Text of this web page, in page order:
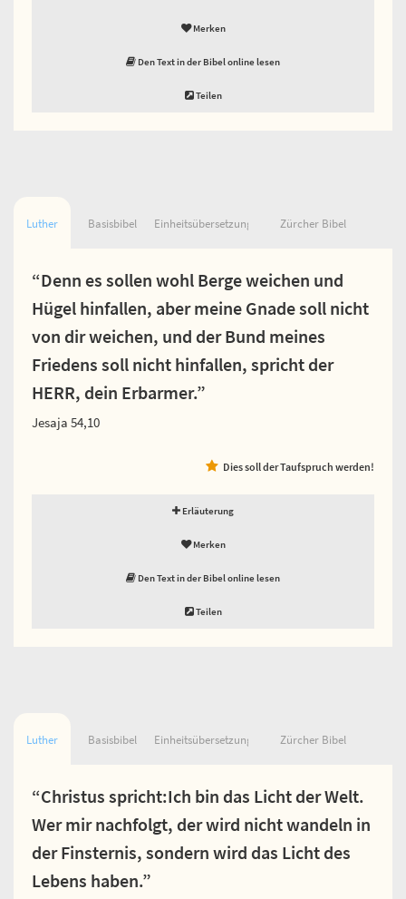
Merken
Den Text in der Bibel online lesen
Teilen
Luther Basisbibel Einheitsübersetzung Zürcher Bibel
“Denn es sollen wohl Berge weichen und
Hügel hinfallen, aber meine Gnade soll nicht
von dir weichen, und der Bund meines
Friedens soll nicht hinfallen, spricht der
HERR, dein Erbarmer.”
Jesaja 54,10
Dies soll der Taufspruch werden!
Erläuterung
Merken
Den Text in der Bibel online lesen
Teilen
Luther Basisbibel Einheitsübersetzung Zürcher Bibel
“Christus spricht:Ich bin das Licht der Welt.
Wer mir nachfolgt, der wird nicht wandeln in
der Finsternis, sondern wird das Licht des
Lebens haben.”